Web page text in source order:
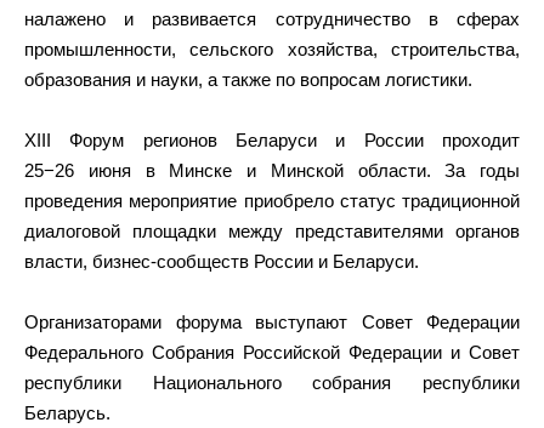
налажено и развивается сотрудничество в сферах
промышленности, сельского хозяйства, строительства,
образования и науки, а также по вопросам логистики.
XIII Форум регионов Беларуси и России проходит
25−26 июня в Минске и Минской области. За годы
проведения мероприятие приобрело статус традиционной
диалоговой площадки между представителями органов
власти, бизнес-сообществ России и Беларуси.
Организаторами форума выступают Совет Федерации
Федерального Собрания Российской Федерации и Совет
республики Национального собрания республики
Беларусь.